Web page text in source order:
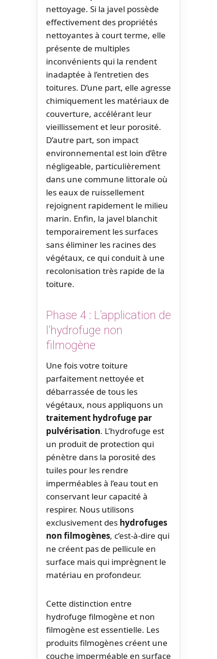
nettoyage. Si la javel possède
effectivement des propriétés
nettoyantes à court terme, elle
présente de multiples
inconvénients qui la rendent
inadaptée à l’entretien des
toitures. D’une part, elle agresse
chimiquement les matériaux de
couverture, accélérant leur
vieillissement et leur porosité.
D’autre part, son impact
environnemental est loin d’être
négligeable, particulièrement
dans une commune littorale où
les eaux de ruissellement
rejoignent rapidement le milieu
marin. Enfin, la javel blanchit
temporairement les surfaces
sans éliminer les racines des
végétaux, ce qui conduit à une
recolonisation très rapide de la
toiture.
Phase 4 : L’application de
l’hydrofuge non
filmogène
Une fois votre toiture
parfaitement nettoyée et
débarrassée de tous les
végétaux, nous appliquons un
traitement hydrofuge par
pulvérisation. L’hydrofuge est
un produit de protection qui
pénètre dans la porosité des
tuiles pour les rendre
imperméables à l’eau tout en
conservant leur capacité à
respirer. Nous utilisons
exclusivement des hydrofuges
non filmogènes, c’est-à-dire qui
ne créent pas de pellicule en
surface mais qui imprègnent le
matériau en profondeur.
Cette distinction entre
hydrofuge filmogène et non
filmogène est essentielle. Les
produits filmogènes créent une
couche imperméable en surface